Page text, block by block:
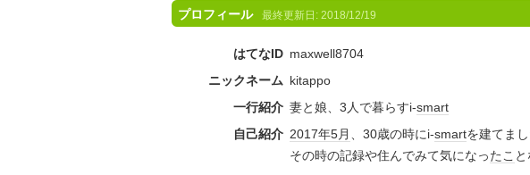
プロフィール 最終更新日: 2018/12/19
はてなID maxwell8704
ニックネーム kitappo
一行紹介 妻と娘、3人で暮らすi-smart
自己紹介 2017年5月 、30歳の時にi-smartを建てまし
その時の記録や住んでみて気になったこ